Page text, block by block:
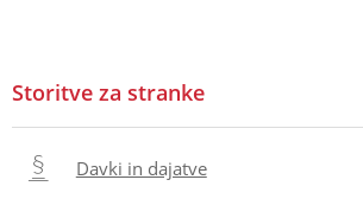
Storitve za stranke
Davki in dajatve